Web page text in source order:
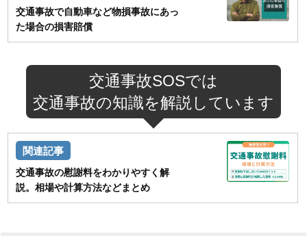
交通事故で自動車など物損事故にあっ
た場合の損害賠償
交通事故SOSでは
交通事故の知識を解説しています
交通事故の慰謝料をわかりやすく解
説。相場や計算方法などまとめ